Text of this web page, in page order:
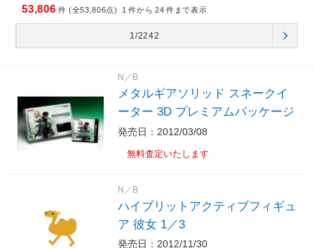
53,806 件 (全53,806点) 1 件から 24 件まで表示
1/2242
N／B
メタルギアソリッド スネークイ
ーター 3D プレミアムパッケージ
発売日：2012/03/08
無料査定いたします
N／B
ハイブリットアクティブフィギュ
ア 彼女 1／3
発売日：2012/11/30